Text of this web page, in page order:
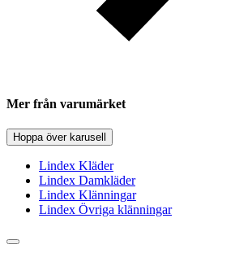
Mer från varumärket
Hoppa över karusell
Lindex Kläder
Lindex Damkläder
Lindex Klänningar
Lindex Övriga klänningar